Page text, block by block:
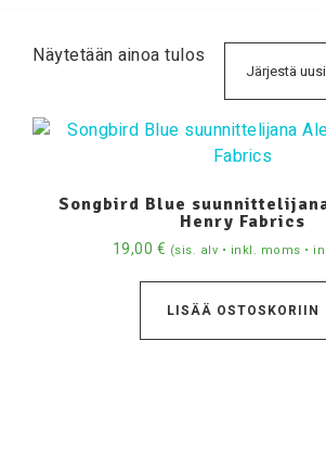
Näytetään ainoa tulos
Songbird Blue
Henry Fabrics
19,00 € (sis. alv • inkl. moms •
LISÄÄ OSTOSKORIIN